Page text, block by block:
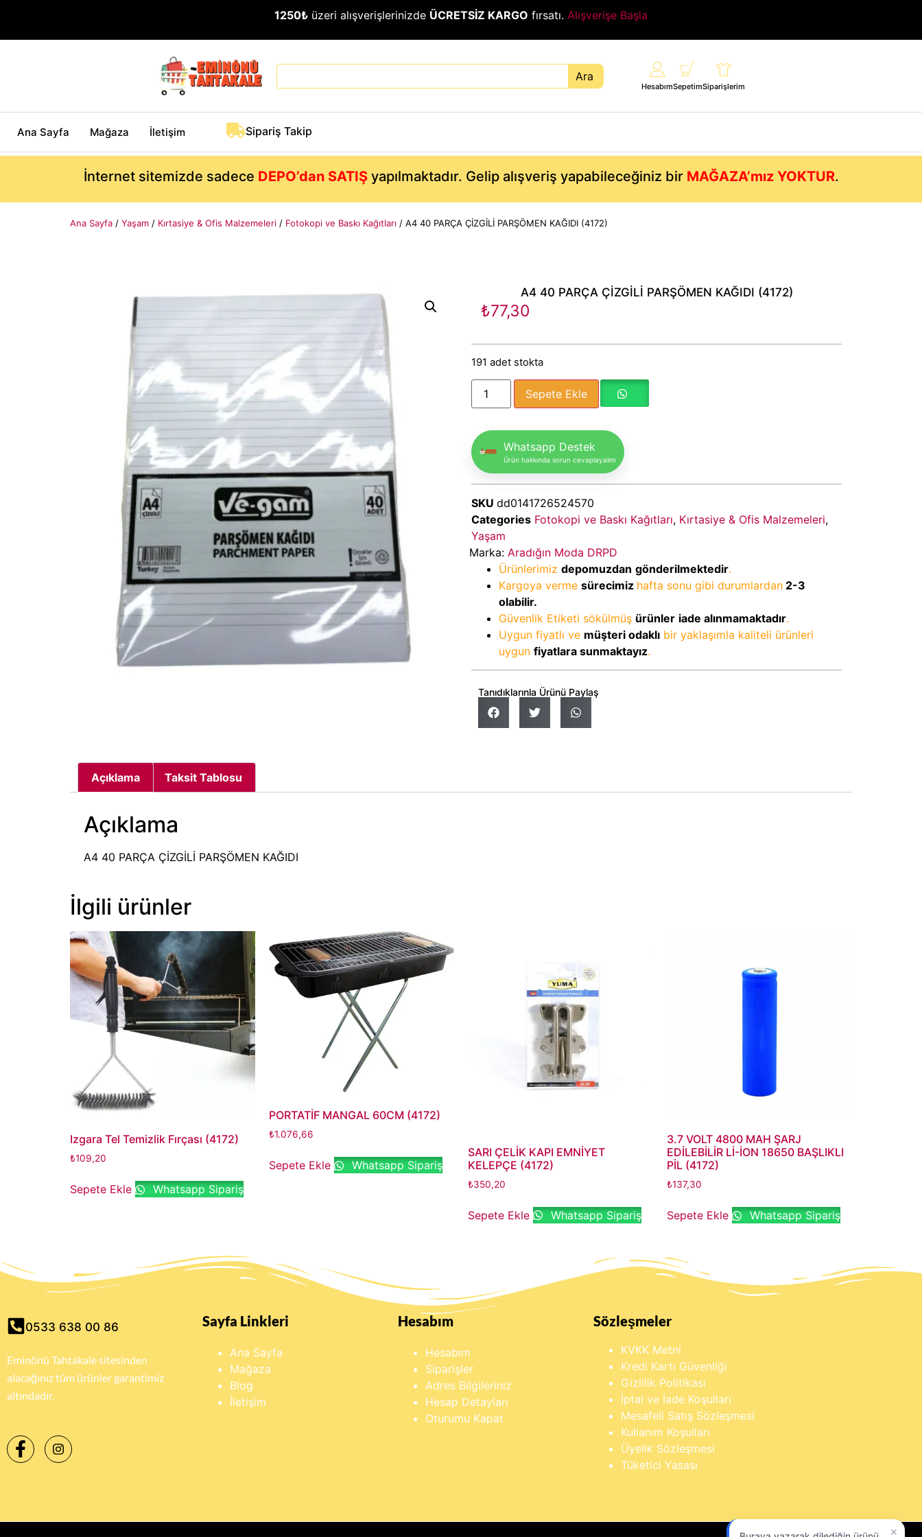
1250₺ üzeri alışverişlerinizde ÜCRETSİZ KARGO fırsatı. Alışverişe Başla
Ara
HesabımSepetimSiparişlerim
Ana Sayfa Mağaza İletişim Sipariş Takip
İnternet sitemizde sadece DEPO’dan SATIŞyapılmaktadır. Gelip alışveriş yapabileceğiniz bir MAĞAZA’mız YOKTUR.
Ana Sayfa / Yaşam / Kırtasiye & Ofis Malzemeleri / Fotokopi ve Baskı Kağıtları / A4 40 PARÇA ÇİZGİLİ PARŞÖMEN KAĞIDI (4172)
A4 40 PARÇA ÇİZGİLİ PARŞÖMEN KAĞIDI (4172)
₺77,30
191 adet stokta
Sepete Ekle
Whatsapp Destek
Ürün hakkında sorun cevaplayalım
SKU dd0141726524570
Categories Fotokopi ve Baskı Kağıtları, Kırtasiye & Ofis Malzemeleri,
Yaşam
Marka: Aradığın Moda DRPD
Ürünlerimiz depomuzdan gönderilmektedir.
Kargoya verme sürecimiz hafta sonu gibi durumlardan 2-3
olabilir.
Güvenlik Etiketi sökülmüş ürünler iade alınmamaktadır.
Uygun fiyatlı ve müşteri odaklı bir yaklaşımla kaliteli ürünleri
uygun fiyatlara sunmaktayız.
Tanıdıklarınla Ürünü Paylaş
Açıklama Taksit Tablosu
Açıklama
A4 40 PARÇA ÇİZGİLİ PARŞÖMEN KAĞIDI
İlgili ürünler
Izgara Tel Temizlik Fırçası (4172)
₺109,20
Sepete Ekle Whatsapp Sipariş
PORTATİF MANGAL 60CM (4172)
₺1.076,66
Sepete Ekle Whatsapp Sipariş
SARI ÇELİK KAPI EMNİYET
KELEPÇE (4172)
₺350,20
Sepete Ekle Whatsapp Sipariş
3.7 VOLT 4800 MAH ŞARJ
EDİLEBİLİR Lİ-İON 18650 BAŞLIKLI
PİL (4172)
₺137,30
Sepete Ekle Whatsapp Sipariş
0533 638 00 86
Eminönü Tahtakale sitesinden
alacağınız tüm ürünler garantimiz
altındadır.
Sayfa Linkleri
Ana Sayfa
Mağaza
Blog
İletişim
Hesabım
Hesabım
Siparişler
Adres Bilgileriniz
Hesap Detayları
Oturumu Kapat
Sözleşmeler
KVKK Metni
Kredi Kartı Güvenliği
Gizlilik Politikası
İptal ve İade Koşulları
Mesafeli Satış Sözleşmesi
Kullanım Koşulları
Üyelik Sözleşmesi
Tüketici Yasası
×